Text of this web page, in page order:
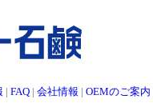
| FAQ | 会社情報 | OEMのご案内